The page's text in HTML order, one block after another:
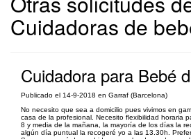
Cuidadoras de
Cuidadora para Bebé
Publicado el 14-9-2018 en Garraf (Barcelona)
No necesito que sea a domicilio pues vivimos en
casa de la profesional. Necesito flexibilidad horaria
8 y media de la mañana, la mayoría de los días la
algún día puntual la recogeré yo a las 13.30h.